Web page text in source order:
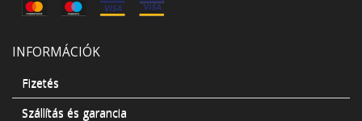
INFORMÁCIÓK
Fizetés
Szállítás és garancia